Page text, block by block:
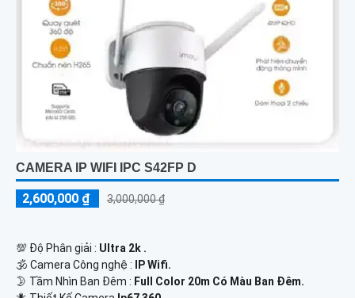
CAMERA IP WIFI IPC S42FP D
2,600,000 ₫ 3,000,000 ₫
💯 Độ Phân giải : Ultra 2k .
🕉️ Camera Công nghệ :
IP Wifi.
🌛 Tầm Nhìn Ban Đêm : Full Color 20m Có Màu Ban Đêm.